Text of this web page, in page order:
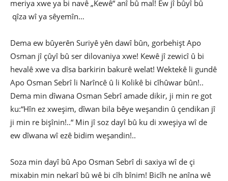
meriya xwe ya bi navê „Kewê“ anî bû mal! Ew jî bûyî bû
qîza wî ya sêyemîn…
Dema ew bûyerên Suriyê yên dawî bûn, gorbehişt Apo
Osman jî çûyî bû ser dilovaniya xwe! Kewê jî zewicî û bi
hevalê xwe va dîsa barkirin bakurê welat! Wektekê li gundê
Apo Osman Sebrî li Narîncê û li Kolikê bi cîhûwar bûn!..
Dema min dîwana Osman Sebrî amade dikir, ji min re got
ku:“Hîn ez xweşim, dîwan bila bêye weşandin û çendikan jî
ji min re bişînin!..“ Min jî soz dayî bû ku di xweşiya wî de
ew dîwana wî ezê bidim weşandin!..
Soza min dayî bû Apo Osman Sebrî di saxiya wî de çi
mixabin min nekarî bû wê bi cîh bînim! Bicîh ne anîna wê